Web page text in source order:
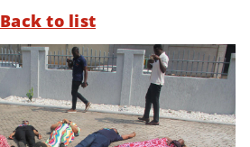
Back to list